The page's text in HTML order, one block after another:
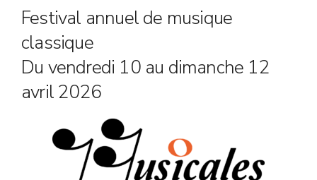
Festival annuel de musique
classique
Du vendredi 10 au dimanche 12
avril 2026